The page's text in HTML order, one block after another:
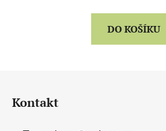
DO KOŠÍKU
Kontakt